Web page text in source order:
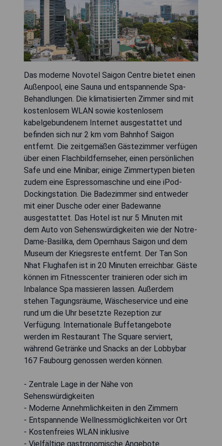
Das moderne Novotel Saigon Centre bietet einen
Außenpool, eine Sauna und entspannende Spa-
Behandlungen. Die klimatisierten Zimmer sind mit
kostenlosem WLAN sowie kostenlosem
kabelgebundenem Internet ausgestattet und
befinden sich nur 2 km vom Bahnhof Saigon
entfernt. Die zeitgemäßen Gästezimmer verfügen
über einen Flachbildfernseher, einen persönlichen
Safe und eine Minibar; einige Zimmertypen bieten
zudem eine Espressomaschine und eine iPod-
Dockingstation. Die Badezimmer sind entweder
mit einer Dusche oder einer Badewanne
ausgestattet. Das Hotel ist nur 5 Minuten mit
dem Auto von Sehenswürdigkeiten wie der Notre-
Dame-Basilika, dem Opernhaus Saigon und dem
Museum der Kriegsreste entfernt. Der Tan Son
Nhat Flughafen ist in 20 Minuten erreichbar. Gäste
können im Fitnesscenter trainieren oder sich im
Inbalance Spa massieren lassen. Außerdem
stehen Tagungsräume, Wäscheservice und eine
rund um die Uhr besetzte Rezeption zur
Verfügung. Internationale Buffetangebote
werden im Restaurant The Square serviert,
während Getränke und Snacks an der Lobbybar
167 Faubourg genossen werden können.
- Zentrale Lage in der Nähe von
Sehenswürdigkeiten
- Moderne Annehmlichkeiten in den Zimmern
- Entspannende Wellnessmöglichkeiten vor Ort
- Kostenfreies WLAN inklusive
- Vielfältige gastronomische Angebote